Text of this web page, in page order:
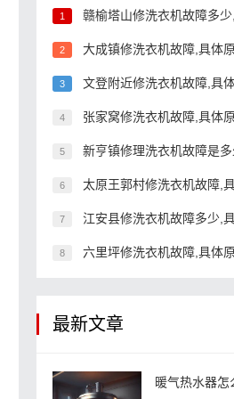
1 赣榆塔山修洗衣机故障多少,具体原因
2 大成镇修洗衣机故障,具体原因和
3 文登附近修洗衣机故障,具体原因和
4 张家窝修洗衣机故障,具体原因和
5 新亨镇修理洗衣机故障是多少,具体原因
6 太原王郭村修洗衣机故障,具体原因和
7 江安县修洗衣机故障多少,具体原因和
8 六里坪修洗衣机故障,具体原因和
最新文章
暖气热水器怎